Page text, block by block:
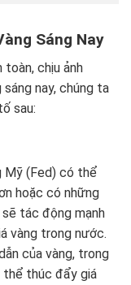
Sáng Nay
toàn, chịu ảnh
nay, chúng ta
sau:
Mỹ (Fed) có thể
hoặc có những
tác động mạnh
vàng trong nước.
của vàng, trong
thể thúc đẩy giá